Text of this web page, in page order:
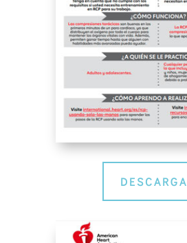
DESCARGA